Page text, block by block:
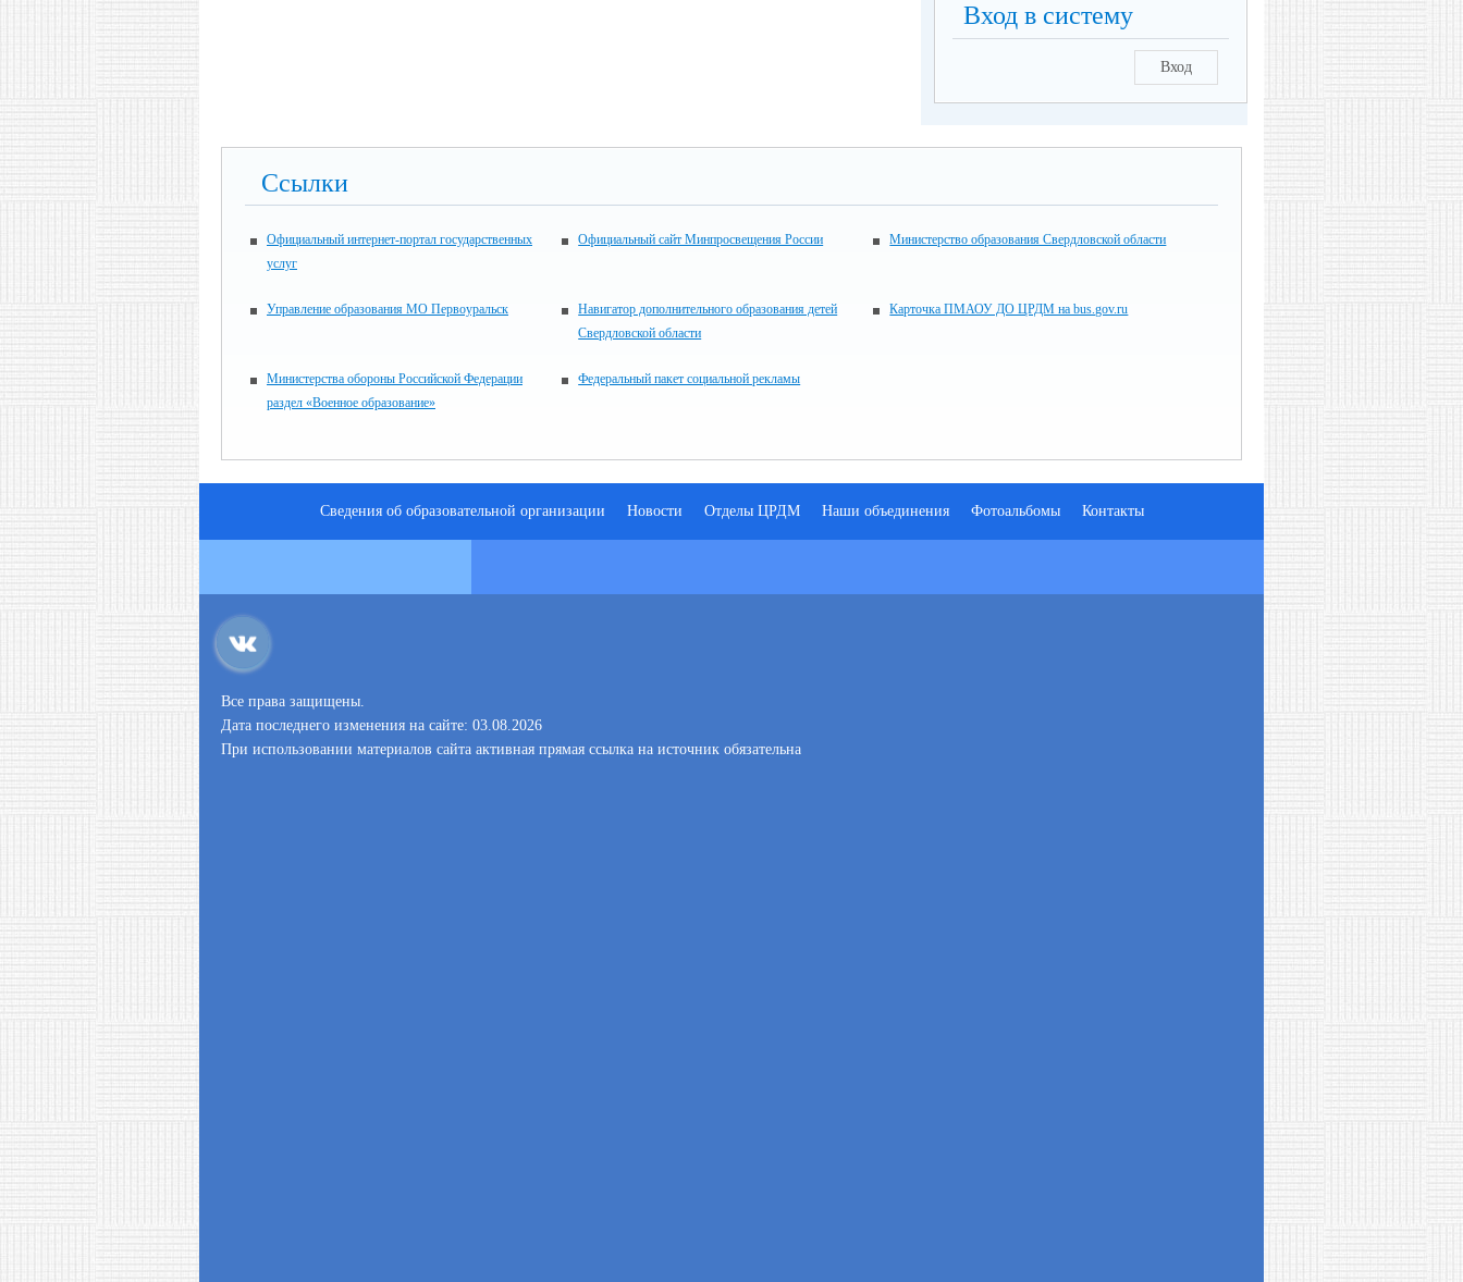
Вход в систему
Вход
Ссылки
Официальный интернет-портал государственных
услуг
Официальный сайт Минпросвещения России Министерство образования Свердловской области
Управление образования МО Первоуральск
Навигатор дополнительного образования детей
Свердловской области
Карточка ПМАОУ ДО ЦРДМ на bus.gov.ru
Министерства обороны Российской Федерации
раздел «Военное образование»
Федеральный пакет социальной рекламы
Сведения об образовательной организации Новости Отделы ЦРДМ Наши объединения Фотоальбомы Контакты
Все права защищены.
Дата последнего изменения на сайте: 03.08.2026
При использовании материалов сайта активная прямая ссылка на источник обязательна